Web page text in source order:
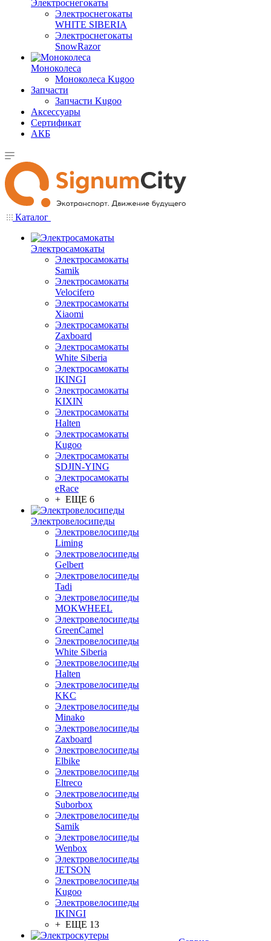
Электроснегокаты
Электроснегокаты
WHITE SIBERIA
Электроснегокаты
SnowRazor
Моноколеса
Моноколеса Kugoo
Запчасти
Запчасти Kugoo
Аксессуары
Сертификат
АКБ
Каталог
Электросамокаты
Электросамокаты
Samik
Электросамокаты
Velocifero
Электросамокаты
Xiaomi
Электросамокаты
Zaxboard
Электросамокаты
White Siberia
Электросамокаты
IKINGI
Электросамокаты
KIXIN
Электросамокаты
Halten
Электросамокаты
Kugoo
Электросамокаты
SDJIN-YING
Электросамокаты
eRace
+ ЕЩЕ 6
Электровелосипеды
Электровелосипеды
Liming
Электровелосипеды
Gelbert
Электровелосипеды
Tadi
Электровелосипеды
MOKWHEEL
Электровелосипеды
GreenCamel
Электровелосипеды
White Siberia
Электровелосипеды
Halten
Электровелосипеды
KKC
Электровелосипеды
Minako
Электровелосипеды
Zaxboard
Электровелосипеды
Elbike
Электровелосипеды
Eltreco
Электровелосипеды
Suborbox
Электровелосипеды
Samik
Электровелосипеды
Wenbox
Электровелосипеды
JETSON
Электровелосипеды
Kugoo
Электровелосипеды
IKINGI
+ ЕЩЕ 13